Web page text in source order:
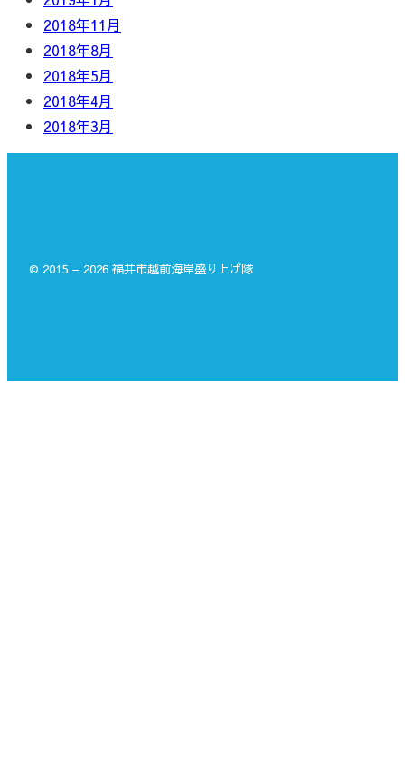
2018年11月
2018年8月
2018年5月
2018年4月
2018年3月
© 2015 – 2026 福井市越前海岸盛り上げ隊